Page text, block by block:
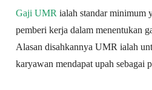
Gaji UMR ialah standar minimum
pemberi kerja dalam menentukan
Alasan disahkannya UMR ialah
karyawan mendapat upah sebagai